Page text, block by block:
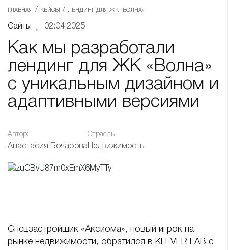
ГЛАВНАЯ / КЕЙСЫ / ЛЕНДИНГ ДЛЯ ЖК «ВОЛНА»
Сайты 02:04:2025
Как мы разработали
лендинг для ЖК «Волна»
с уникальным дизайном и
адаптивными версиями
Автор:
Анастасия Бочарова
Отрасль
Недвижимость
Спецзастройщик «Аксиома», новый игрок на
рынке недвижимости, обратился в KLEVER LAB с